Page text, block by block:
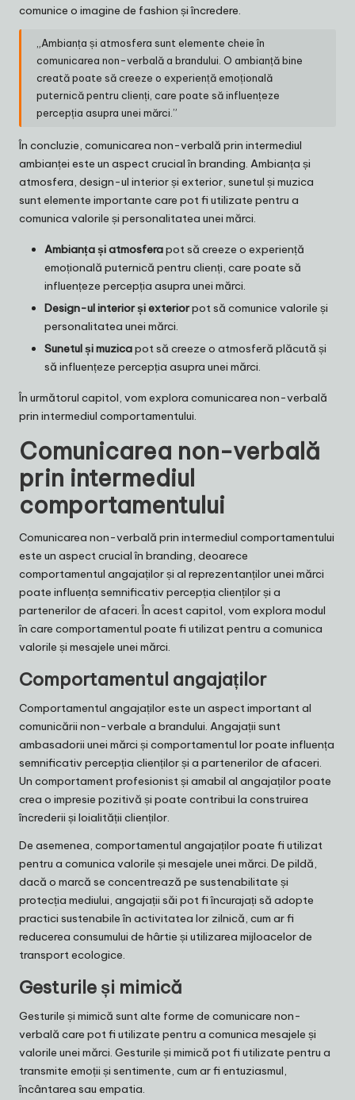
comunice o imagine de fashion și încredere.
„Ambianța și atmosfera sunt elemente cheie în
comunicarea non-verbală a brandului. O ambianță bine
creată poate să creeze o experiență emoțională
puternică pentru clienți, care poate să influențeze
percepția asupra unei mărci.”
În concluzie, comunicarea non-verbală prin intermediul
ambianței este un aspect crucial în branding. Ambianța și
atmosfera, design-ul interior și exterior, sunetul și muzica
sunt elemente importante care pot fi utilizate pentru a
comunica valorile și personalitatea unei mărci.
Ambianța și atmosferapot să creeze o experiență
emoțională puternică pentru clienți, care poate să
influențeze percepția asupra unei mărci.
Design-ul interior și exteriorpot să comunice valorile și
personalitatea unei mărci.
Sunetul și muzicapot să creeze o atmosferă plăcută și
să influențeze percepția asupra unei mărci.
În următorul capitol, vom explora comunicarea non-verbală
prin intermediul comportamentului.
Comunicarea non-verbală
prin intermediul
comportamentului
Comunicarea non-verbală prin intermediul comportamentului
este un aspect crucial în branding, deoarece
comportamentul angajaților și al reprezentanților unei mărci
poate influența semnificativ percepția clienților și a
partenerilor de afaceri. În acest capitol, vom explora modul
în care comportamentul poate fi utilizat pentru a comunica
valorile și mesajele unei mărci.
Comportamentul angajaților
Comportamentul angajaților este un aspect important al
comunicării non-verbale a brandului. Angajații sunt
ambasadorii unei mărci și comportamentul lor poate influența
semnificativ percepția clienților și a partenerilor de afaceri.
Un comportament profesionist și amabil al angajaților poate
crea o impresie pozitivă și poate contribui la construirea
încrederii și loialității clienților.
De asemenea, comportamentul angajaților poate fi utilizat
pentru a comunica valorile și mesajele unei mărci. De pildă,
dacă o marcă se concentrează pe sustenabilitate și
protecția mediului, angajații săi pot fi încurajați să adopte
practici sustenabile în activitatea lor zilnică, cum ar fi
reducerea consumului de hârtie și utilizarea mijloacelor de
transport ecologice.
Gesturile și mimică
Gesturile și mimică sunt alte forme de comunicare non-
verbală care pot fi utilizate pentru a comunica mesajele și
valorile unei mărci. Gesturile și mimică pot fi utilizate pentru a
transmite emoții și sentimente, cum ar fi entuziasmul,
încântarea sau empatia.